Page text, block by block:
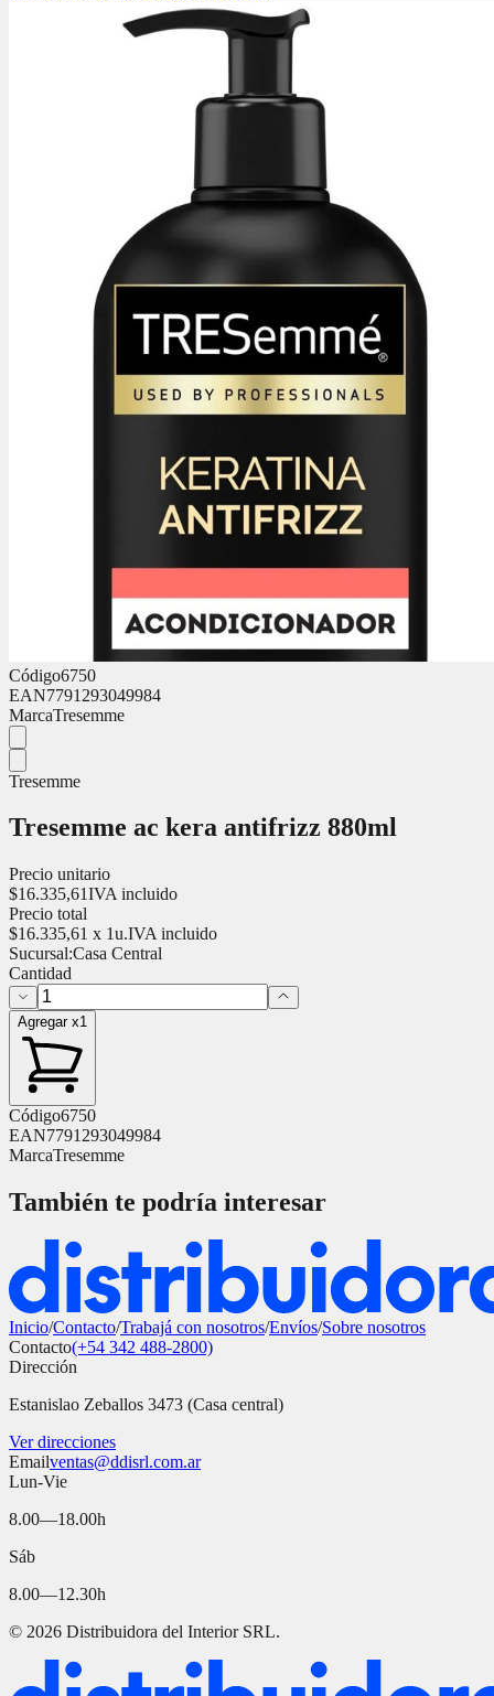
Código6750
EAN7791293049984
MarcaTresemme
Tresemme
Tresemme ac kera antifrizz 880ml
Precio unitario
$16.335,61IVA incluido
Precio total
$16.335,61 x 1u.IVA incluido
Sucursal:Casa Central
Cantidad
Agregar x1
Código6750
EAN7791293049984
MarcaTresemme
También te podría interesar
Inicio/Contacto/Trabajá con nosotros/Envíos/Sobre nosotros
Contacto(+54 342 488-2800)
Dirección
Estanislao Zeballos 3473 (Casa central)
Ver direcciones
Emailventas@ddisrl.com.ar
Lun-Vie
8.00—18.00h
Sáb
8.00—12.30h
© 2026 Distribuidora del Interior SRL.